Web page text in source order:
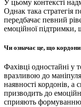
У цьому контексті
Однак така стратегія
передбачає певний
емоційної підтримки,
Чи означає це, що кордони
Фахівці одностайні у
вразливою до
наявності кордонів, а
призводить до
сприяють формуванню